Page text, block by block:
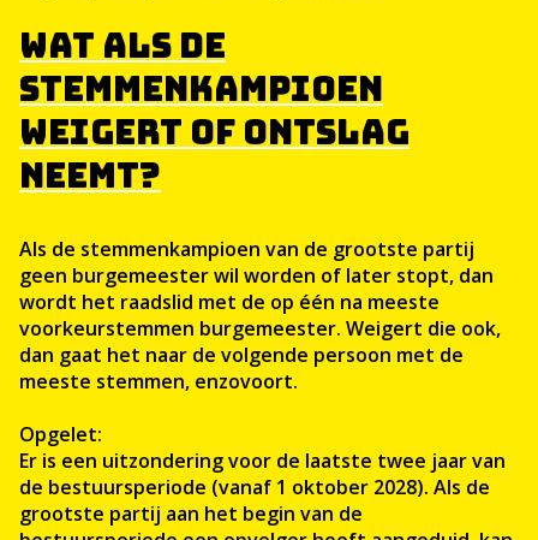
WAT ALS DE
STEMMENKAMPIOEN
WEIGERT OF ONTSLAG
NEEMT?
Als de stemmenkampioen van de grootste partij
geen burgemeester wil worden of later stopt, dan
wordt het raadslid met de op één na meeste
voorkeurstemmen burgemeester. Weigert die ook,
dan gaat het naar de volgende persoon met de
meeste stemmen, enzovoort.
Opgelet:
Er is een uitzondering voor de laatste twee jaar van
de bestuursperiode (vanaf 1 oktober 2028). Als de
grootste partij aan het begin van de